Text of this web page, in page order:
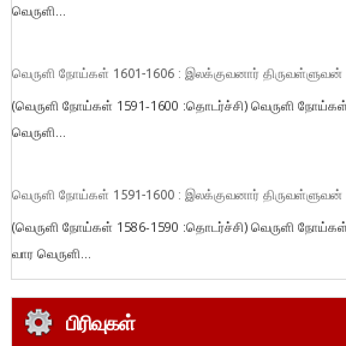
வெருளி...
வெருளி நோய்கள் 1601-1606 : இலக்குவனார் திருவள்ளுவன்
(வெருளி நோய்கள் 1591-1600 :தொடர்ச்சி) வெருளி நோய்கள்
வெருளி...
வெருளி நோய்கள் 1591-1600 : இலக்குவனார் திருவள்ளுவன்
(வெருளி நோய்கள் 1586-1590 :தொடர்ச்சி) வெருளி
வார வெருளி...
பிரிவுகள்